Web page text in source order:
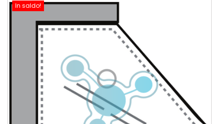
In saldo!